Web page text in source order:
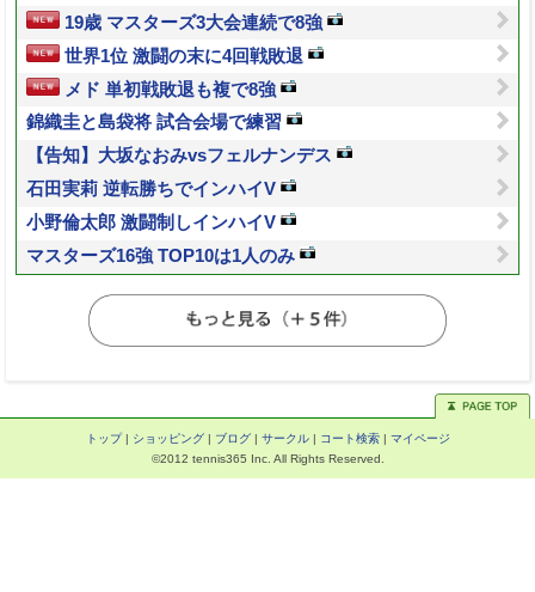
19歳 マスターズ3大会連続で8強
世界1位 激闘の末に4回戦敗退
メド 単初戦敗退も複で8強
錦織圭と島袋将 試合会場で練習
【告知】大坂なおみvsフェルナンデス
石田実莉 逆転勝ちでインハイV
小野倫太郎 激闘制しインハイV
マスターズ16強 TOP10は1人のみ
トップ| ショッピング| ブログ| サークル| コート検索| マイページ
©2012 tennis365 Inc. All Rights Reserved.